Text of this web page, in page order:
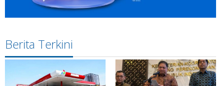
Berita Terkini